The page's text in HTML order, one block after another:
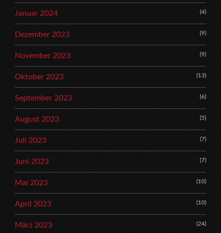
Januar 2024 (4)
Dezember 2023 (9)
November 2023 (9)
Oktober 2023 (13)
September 2023 (6)
August 2023 (5)
Juli 2023 (7)
Juni 2023 (7)
Mai 2023 (10)
April 2023 (10)
März 2023 (24)